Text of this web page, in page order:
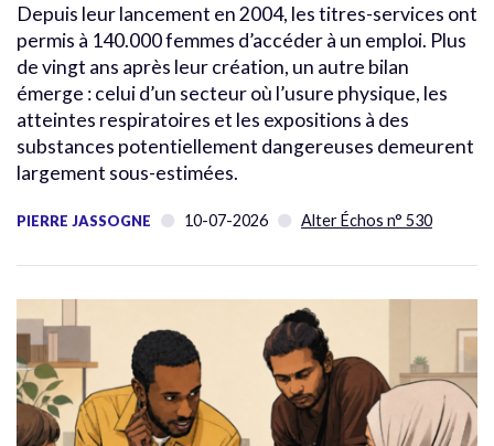
Depuis leur lancement en 2004, les titres-services ont
permis à 140.000 femmes d’accéder à un emploi. Plus
de vingt ans après leur création, un autre bilan
émerge : celui d’un secteur où l’usure physique, les
atteintes respiratoires et les expositions à des
substances potentiellement dangereuses demeurent
largement sous-estimées.
PIERRE JASSOGNE 10-07-2026 Alter Échos n° 530